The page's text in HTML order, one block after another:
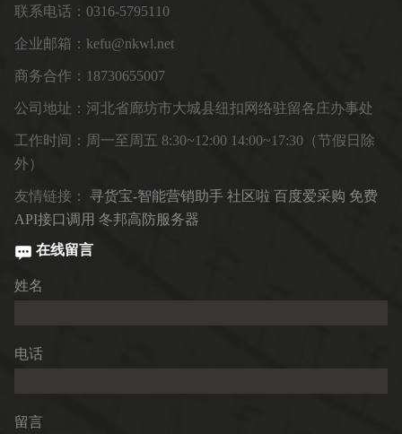
联系电话：0316-5795110
企业邮箱：kefu@nkwl.net
商务合作：18730655007
公司地址：河北省廊坊市大城县纽扣网络驻留各庄办事处
工作时间：周一至周五 8:30~12:00 14:00~17:30（节假日除
外）
友情链接： 寻货宝-智能营销助手 社区啦 百度爱采购 免费
API接口调用 冬邦高防服务器
在线留言
姓名
电话
留言